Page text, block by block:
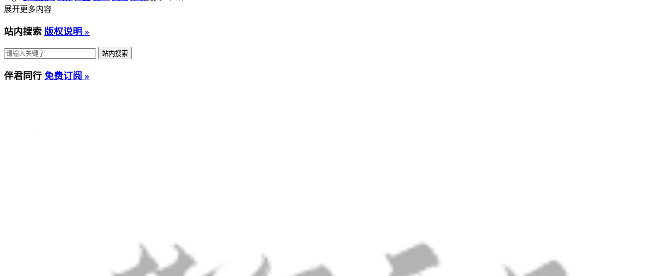
展开更多内容
站内搜索 版权说明 »
伴君同行 免费订阅 »